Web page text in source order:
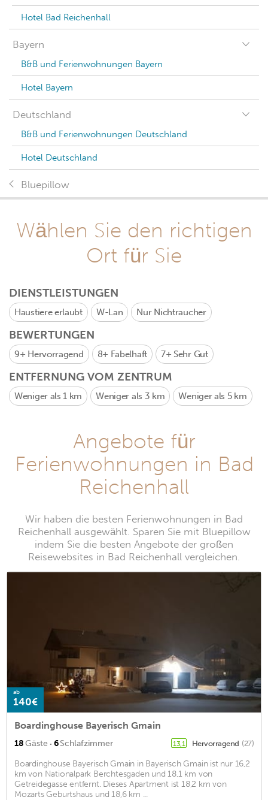
Hotel Bad Reichenhall
Bayern
B&B und Ferienwohnungen Bayern
Hotel Bayern
Deutschland
B&B und Ferienwohnungen Deutschland
Hotel Deutschland
Bluepillow
Wählen Sie den richtigen
Ort für Sie
DIENSTLEISTUNGEN
Haustiere erlaubt W-Lan Nur Nichtraucher
BEWERTUNGEN
9+ Hervorragend 8+ Fabelhaft 7+ Sehr Gut
ENTFERNUNG VOM ZENTRUM
Weniger als 1 km Weniger als 3 km Weniger als 5 km
Angebote für
Ferienwohnungen in Bad
Reichenhall
Wir haben die besten Ferienwohnungen in Bad
Reichenhall ausgewählt. Sparen Sie mit Bluepillow
indem Sie die besten Angebote der großen
Reisewebsites in Bad Reichenhall vergleichen.
ab
140€
Boardinghouse Bayerisch Gmain
18Gäste · 6Schlafzimmer 13,1 Hervorragend (27)
Boardinghouse Bayerisch Gmain in Bayerisch Gmain ist nur 16,2
km von Nationalpark Berchtesgaden und 18,1 km von
Getreidegasse entfernt. Dieses Apartment ist 18,2 km von
Mozarts Geburtshaus und 18,6 km ...